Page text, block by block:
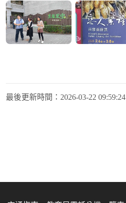
最後更新時間： 2026-03-22 09:59:24